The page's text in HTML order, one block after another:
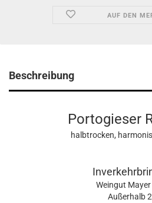
AUF DEN
Beschreibung
Portogieser
halbtrocken,
Weingut Mayer
Außerhalb